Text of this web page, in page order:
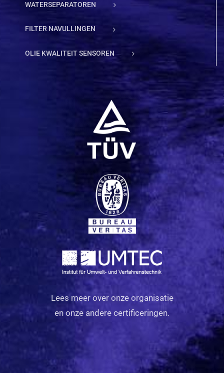
WATERSEPARATOREN
FILTER NAVULLINGEN
OLIE KWALITEIT SENSOREN
Lees meer over onze organisatie
en onze andere certificeringen.